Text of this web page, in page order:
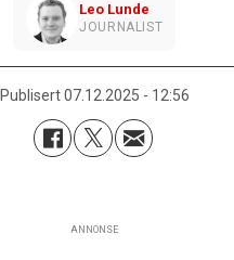
Leo Lunde
JOURNALIST
Publisert 07.12.2025 - 12:56
ANNONSE